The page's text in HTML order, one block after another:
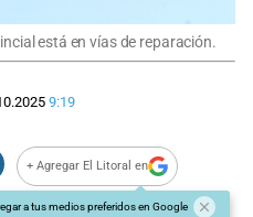
está en vías de reparación.
9:19
+ Agregar El Litoral en
a tus medios preferidos en Google